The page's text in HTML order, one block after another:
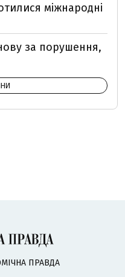
міжнародні
за порушення,
ПРАВДА